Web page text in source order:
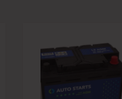
Pievienot vēlmju lapai